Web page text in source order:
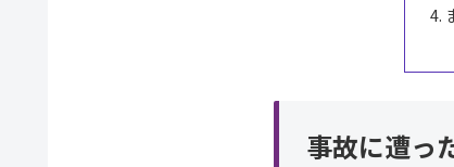
事故に遭っ